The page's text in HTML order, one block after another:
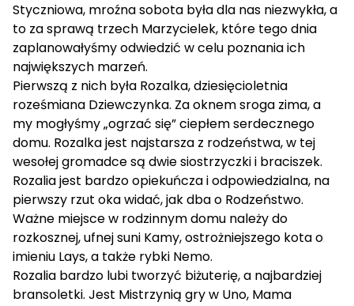
Styczniowa, mroźna sobota była dla nas niezwykła, a
to za sprawą trzech Marzycielek, które tego dnia
zaplanowałyśmy odwiedzić w celu poznania ich
największych marzeń.
Pierwszą z nich była Rozalka, dziesięcioletnia
roześmiana Dziewczynka. Za oknem sroga zima, a
my mogłyśmy „ogrzać się” ciepłem serdecznego
domu. Rozalka jest najstarsza z rodzeństwa, w tej
wesołej gromadce są dwie siostrzyczki i braciszek.
Rozalia jest bardzo opiekuńcza i odpowiedzialna, na
pierwszy rzut oka widać, jak dba o Rodzeństwo.
Ważne miejsce w rodzinnym domu należy do
rozkosznej, ufnej suni Kamy, ostrożniejszego kota o
imieniu Lays, a także rybki Nemo.
Rozalia bardzo lubi tworzyć biżuterię, a najbardziej
bransoletki. Jest Mistrzynią gry w Uno, Mama